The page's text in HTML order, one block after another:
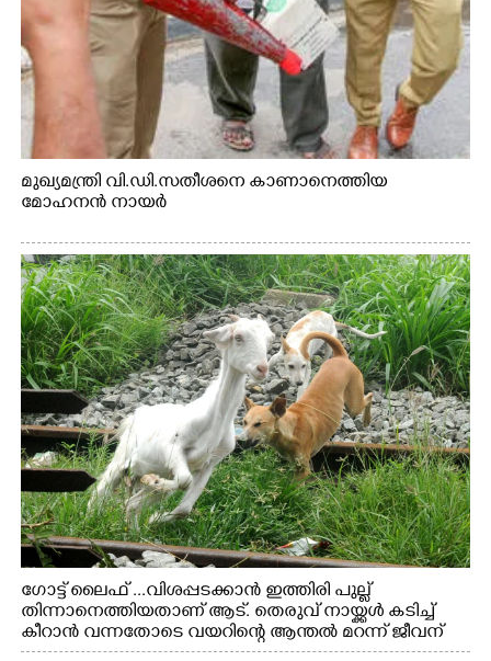
മുഖ്യമന്ത്രി വി.ഡി.സതീശനെ കാണാനെത്തിയ
മോഹനൻ നായർ
ഗോട്ട് ലൈഫ് ...വിശപ്പടക്കാൻ ഇത്തിരി പുല്ല്
തിന്നാനെത്തിയതാണ് ആട്. തെരുവ് നായ്ക്കൾ കടിച്ച്
കീറാൻ വന്നതോടെ വയറിന്റെ ആന്തൽ മറന്ന് ജീവന്
വേണ്ടിയായി ഓട്ടം. എറണാകുളം വാത്തുരുത്തിയിൽ